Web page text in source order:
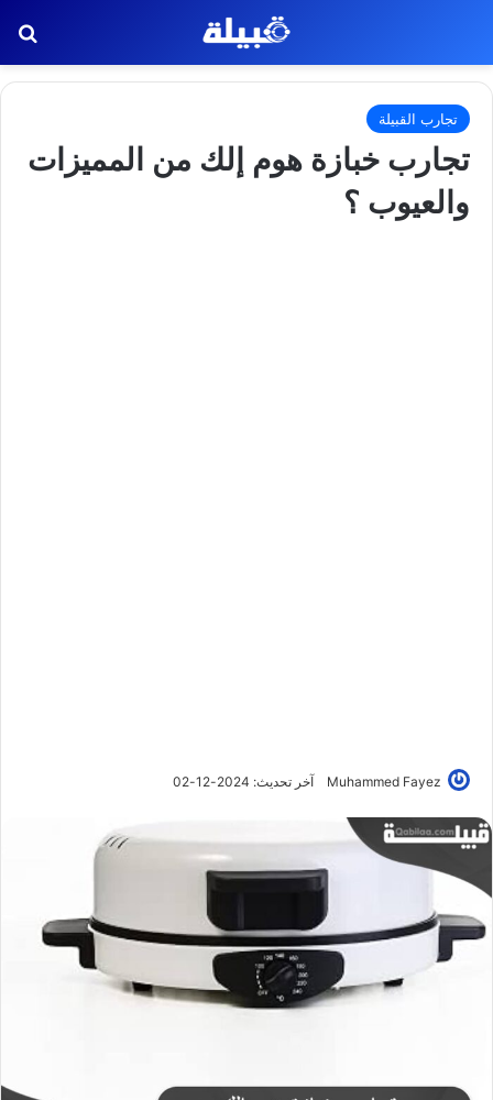
تجارب القبيلة
تجارب خبازة هوم إلك من المميزات
والعيوب ؟
Muhammed Fayez آخر تحديث: 2024-12-02